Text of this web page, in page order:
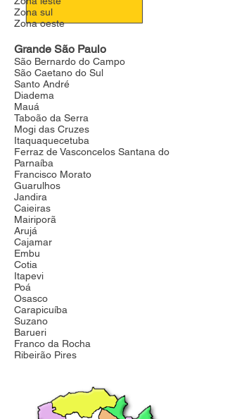
Zona sul
Zona oeste
Grande São Paulo
São Bernardo do Campo
São Caetano do Sul
Santo André
Diadema
Mauá
Taboão da Serra
Mogi das Cruzes
Itaquaquecetuba
Ferraz de Vasconcelos Santana do
Parnaíba
Francisco Morato
Guarulhos
Jandira
Caieiras
Mairiporã
Arujá
Cajamar
Embu
Cotia
Itapevi
Poá
Osasco
Carapicuíba
Suzano
Barueri
Franco da Rocha
Ribeirão Pires